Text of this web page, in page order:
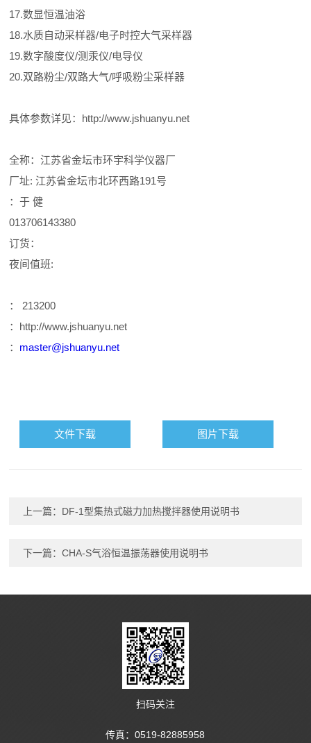
17.数显恒温油浴
18.水质自动采样器/电子时控大气采样器
19.数字酸度仪/测汞仪/电导仪
20.双路粉尘/双路大气/呼吸粉尘采样器
具体参数详见：http://www.jshuanyu.net
全称：江苏省金坛市环宇科学仪器厂
厂址: 江苏省金坛市北环西路191号
：于 健
013706143380
订货：
夜间值班:
： 213200
：http://www.jshuanyu.net
： master@jshuanyu.net
文件下载 图片下载
上一篇： DF-1型集热式磁力加热搅拌器使用说明书
下一篇：CHA-S气浴恒温振荡器使用说明书
扫码关注
传真：0519-82885958